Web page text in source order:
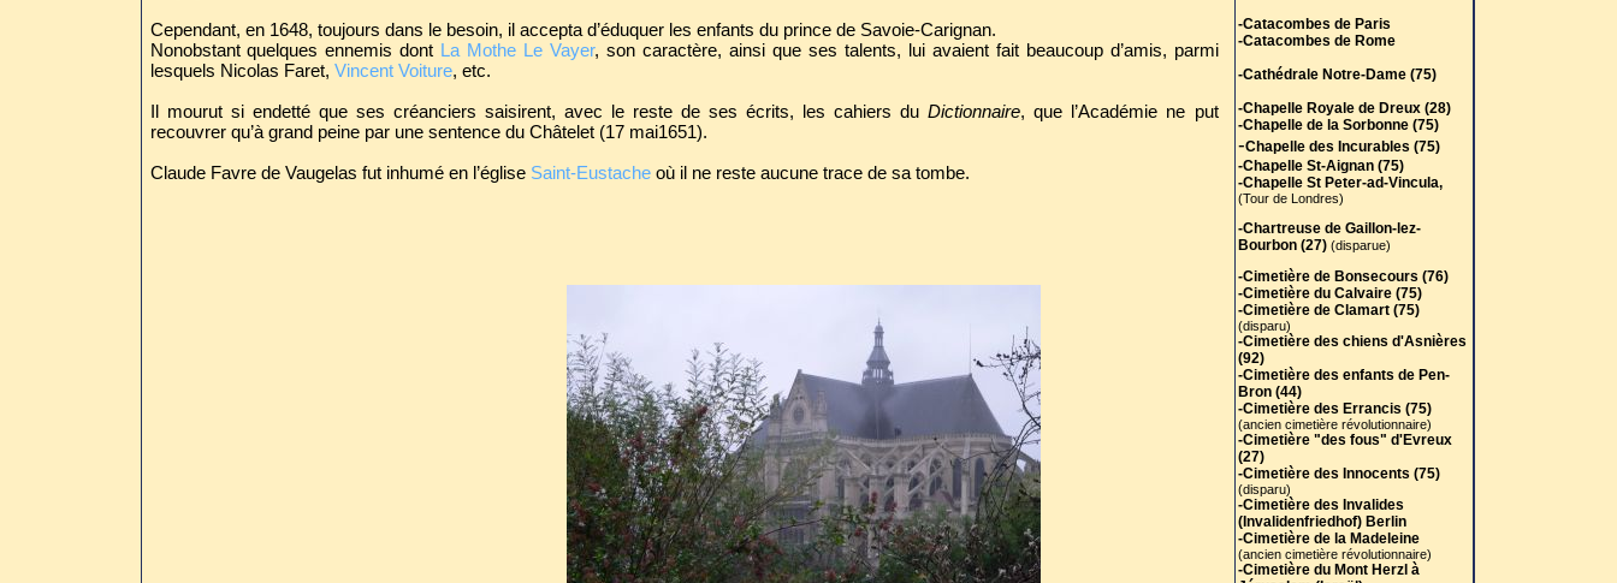
Cependant, en 1648, toujours dans le besoin, il accepta d’éduquer les enfants du prince de Savoie-Carignan.
Nonobstant quelques ennemis dont La Mothe Le Vayer, son caractère, ainsi que ses talents, lui avaient fait beaucoup d’amis, parmi
lesquels Nicolas Faret, Vincent Voiture, etc.
Il mourut si endetté que ses créanciers saisirent, avec le reste de ses écrits, les cahiers duDictionnaire, que l’Académie ne put
recouvrer qu’à grand peine par une sentence du Châtelet (17 mai1651).
Claude Favre de Vaugelas fut inhumé en l’église Saint-Eustacheoù il ne reste aucune trace de sa tombe.
-Catacombes de Paris
-Catacombes de Rome
-Cathédrale Notre-Dame (75)
-Chapelle Royale de Dreux (28)
-Chapelle de la Sorbonne (75)
-Chapelle des Incurables (75)
-Chapelle St-Aignan (75)
-Chapelle St Peter-ad-Vincula,
(Tour de Londres)
-Chartreuse de Gaillon-lez-
Bourbon (27) (disparue)
-Cimetière de Bonsecours (76)
-Cimetière du Calvaire (75)
-Cimetière de Clamart (75)
(disparu)
-Cimetière des chiens d'Asnières
(92)
-Cimetière des enfants de Pen-
Bron (44)
-Cimetière des Errancis (75)
(ancien cimetière révolutionnaire)
-Cimetière "des fous" d'Evreux
(27)
-Cimetière des Innocents (75)
(disparu)
-Cimetière des Invalides
(Invalidenfriedhof) Berlin
-Cimetière de la Madeleine
(ancien cimetière révolutionnaire)
-Cimetière du Mont Herzl à